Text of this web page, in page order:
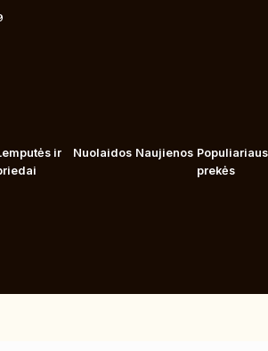
ir
Nuolaidos Naujienos
prekės